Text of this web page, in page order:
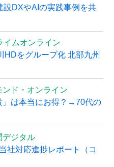
設DXやAIの実践事例を共
イムオンライン
HDをグループ化 北部九州
ンド・オンライン
」は本当にお得？→70代の
デジタル
社対応進捗レポート（コ